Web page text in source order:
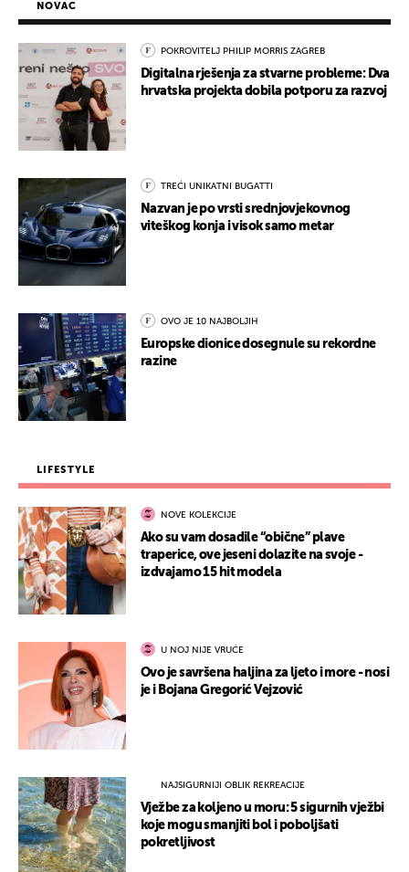
NOVAC
POKROVITELJ PHILIP MORRIS ZAGREB
Digitalna rješenja za stvarne probleme: Dva
hrvatska projekta dobila potporu za razvoj
TREĆI UNIKATNI BUGATTI
Nazvan je po vrsti srednjovjekovnog
viteškog konja i visok samo metar
OVO JE 10 NAJBOLJIH
Europske dionice dosegnule su rekordne
razine
LIFESTYLE
NOVE KOLEKCIJE
Ako su vam dosadile “obične” plave
traperice, ove jeseni dolazite na svoje -
izdvajamo 15 hit modela
U NOJ NIJE VRUĆE
Ovo je savršena haljina za ljeto i more - nosi
je i Bojana Gregorić Vejzović
NAJSIGURNIJI OBLIK REKREACIJE
Vježbe za koljeno u moru: 5 sigurnih vježbi
koje mogu smanjiti bol i poboljšati
pokretljivost